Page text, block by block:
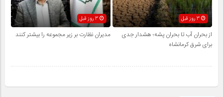
3 روز قبل
از بحران آب تا بحران پشه؛ هشدار جدی
برای شرق کرمانشاه
مدیران نظارت بر زیر مجموعه را بیشتر کنند